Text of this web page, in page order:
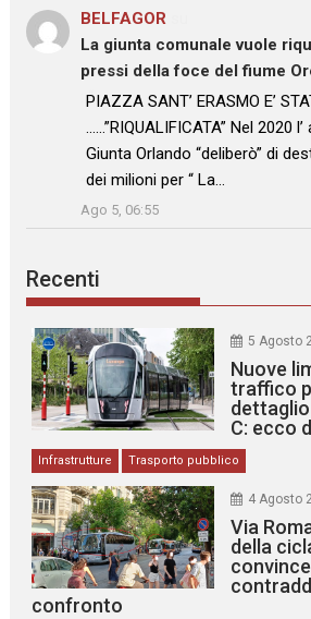
BELFAGOR
La giunta comunale vuole
pressi della foce del fiume
: “
PIAZZA SANT’ ERASMO E’
……”RIQUALIFICATA” Nel 2020 l’
Giunta Orlando “deliberò” di
dei milioni per “ La…
”
Ago 5, 06:55
Recenti
5 Agosto
Nuove
traffico
C: ecco
Infrastrutture Trasporto pubblico
4 Agosto
Via
della
confronto